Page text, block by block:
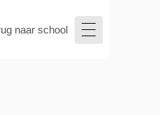
naar school